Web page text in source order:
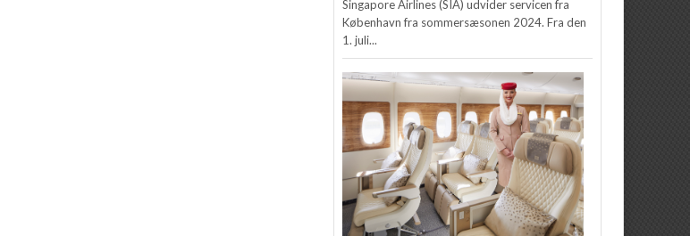
Singapore Airlines (SIA) udvider servicen fra
København fra sommersæsonen 2024. Fra den
1. juli...